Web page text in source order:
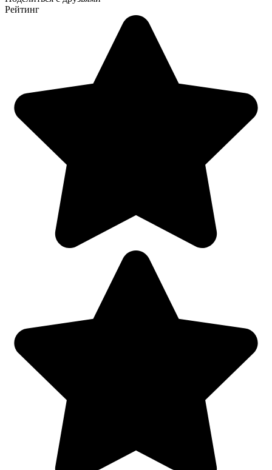
Рейтинг